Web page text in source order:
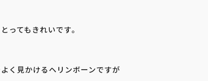
ってもきれいです。
く見かけるヘリンボーンですが